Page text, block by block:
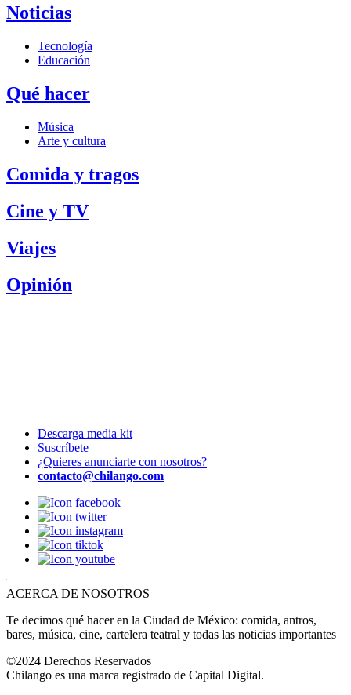
Noticias
Tecnología
Educación
Qué hacer
Música
Arte y cultura
Comida y tragos
Cine y TV
Viajes
Opinión
Descarga media kit
Suscríbete
¿Quieres anunciarte con nosotros?
contacto@chilango.com
ACERCA DE NOSOTROS
Te decimos qué hacer en la Ciudad de México: comida, antros,
bares, música, cine, cartelera teatral y todas las noticias importantes
©2024 Derechos Reservados
Chilango es una marca registrado de Capital Digital.